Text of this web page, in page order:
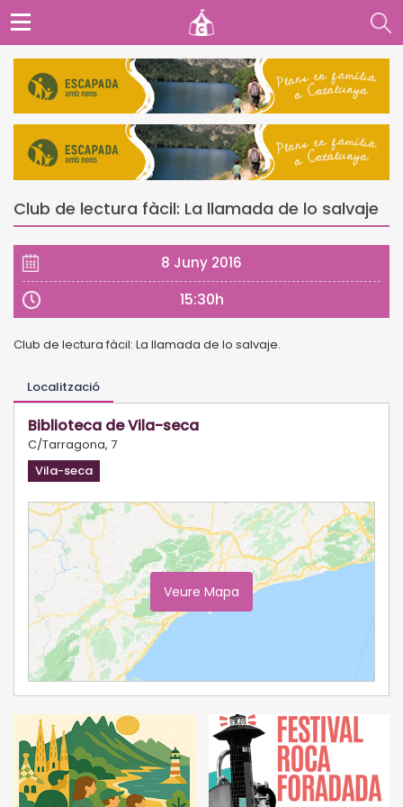
Club de lectura fàcil: La llamada de lo salvaje
8 Juny 2016
15:30h
Club de lectura fàcil: La llamada de lo salvaje.
Localització
Biblioteca de Vila-seca
C/Tarragona, 7
Vila-seca
Veure Mapa